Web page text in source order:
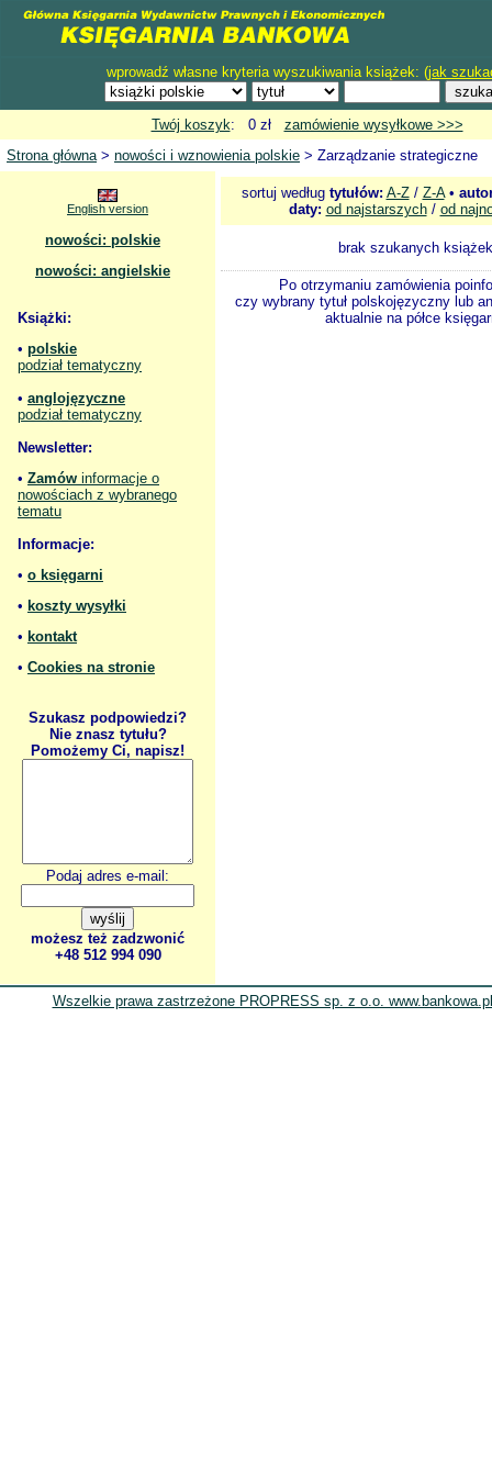
wprowadź własne kryteria wyszukiwania książek: (jak
Twój koszyk: 0 zł zamówienie wysyłkowe >>>
Strona główna> nowości i wznowienia polskie > Zarządzanie strategiczne
English version
nowości: polskie
nowości: angielskie
Książki:
• polskie
podział tematyczny
• anglojęzyczne
podział tematyczny
Newsletter:
• Zamów informacje o
nowościach z wybranego
tematu
Informacje:
• o księgarni
• koszty wysyłki
• kontakt
• Cookies na stronie
Szukasz podpowiedzi?
Nie znasz tytułu?
Pomożemy Ci, napisz!
Podaj adres e-mail:
możesz też zadzwonić
+48 512 994 090
sortuj według tytułów: A-Z/ Z-A•
daty: od najstarszych/ od
brak szukanych książek
Po otrzymaniu zamówienia
czy wybrany tytuł polskojęzyczny lub
aktualnie na półce
Wszelkie prawa zastrzeżone PROPRESS sp. z o.o.